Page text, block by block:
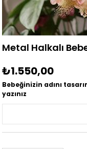
Metal Halkalı
₺1.550,00
Bebeğinizin adını
yazınız